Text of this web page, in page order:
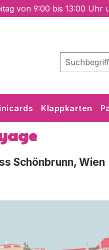
von 9:00 bis 13:00 Uhr
Klappkarten
Schönbrunn, Wien